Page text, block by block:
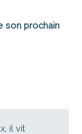
son prochain
il vit